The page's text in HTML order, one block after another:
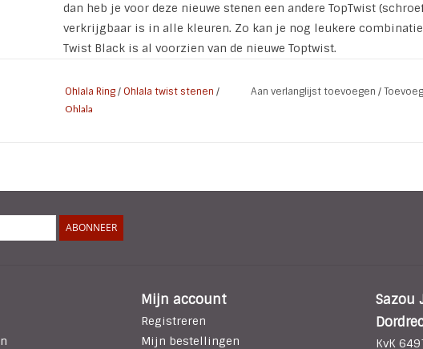
dan heb je voor deze nieuwe stenen een andere TopTwist
verkrijgbaar is in alle kleuren. Zo kan je nog leukere
Twist Black is al voorzien van de nieuwe Toptwist.
Ohlala Ring/Ohlala twist stenen /
Ohlala
Aan verlanglijst toevoegen /
ABONNEER
Mijn account
Registreren
Mijn bestellingen
Sazou
KvK